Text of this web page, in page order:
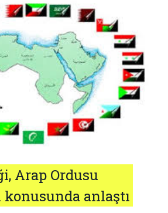
Arap Ordusu
anlaştı